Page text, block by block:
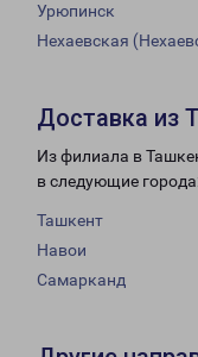
Урюпинск
Нехаевская
Доставка из
Из филиала в
в следующие города:
Ташкент
Навои
Самарканд